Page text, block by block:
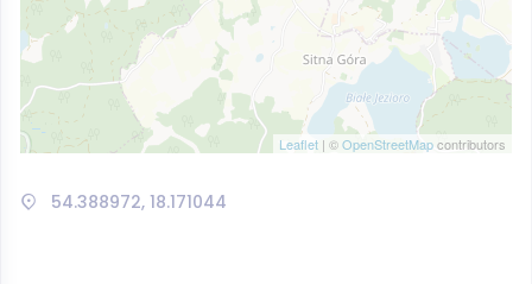
Leaflet | ©OpenStreetMapcontributors
54.388972, 18.171044